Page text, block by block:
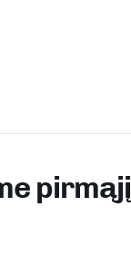
pirmąjį